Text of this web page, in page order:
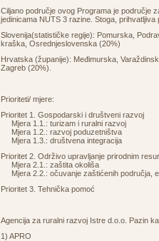
Ciljano područje ovog Programa je područje
jedinicama NUTS 3 razine. Stoga,
Slovenija(statističke regije): Pomurska,
kraška, Osrednjeslovenska (20%)
Hrvatska (županije): Međimurska,
Zagreb (20%).
Prioriteti/ mjere:
Prioritet 1. Gospodarski i društveni razvoj
Mjera 1.1.: turizam i ruralni razvoj
Mjera 1.2.: razvoj poduzetništva
Mjera 1.3.: društvena integracija
Prioritet 2. Održivo upravljanje prirodnim
Mjera 2.1.: zaštita okoliša
Mjera 2.2.: očuvanje zaštićenih područja,
Prioritet 3. Tehnička pomoć
Agencija za ruralni razvoj Istre d.o.o. Pazin
1) APRO